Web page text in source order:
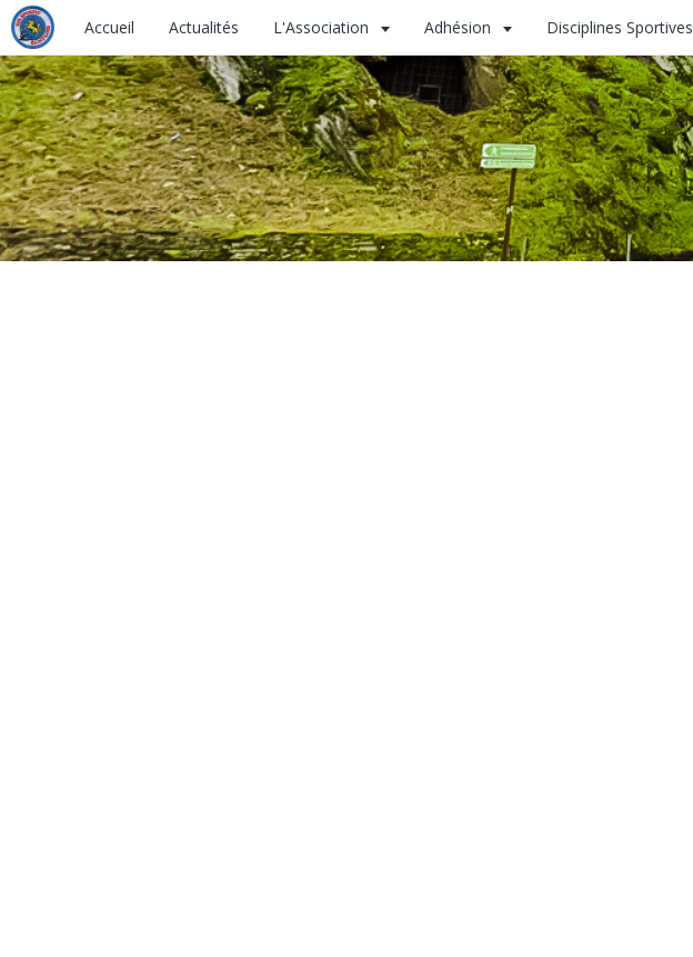
Accueil Actualités L'Association Adhésion Disciplines Sportives